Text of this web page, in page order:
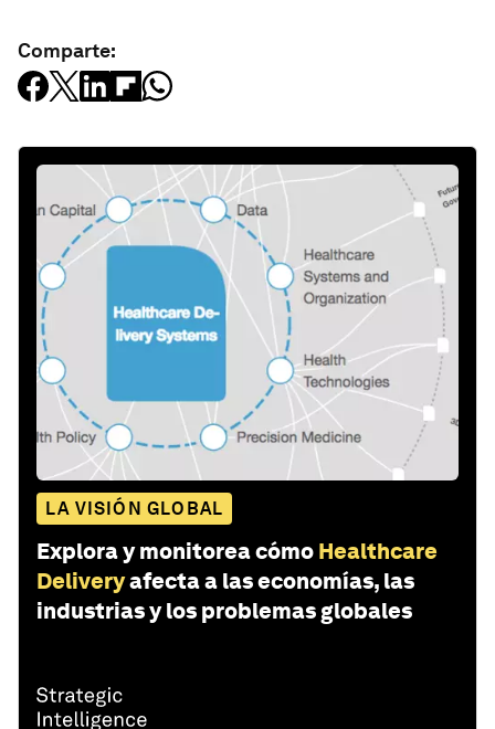
Comparte:
LA VISIÓN GLOBAL
Explora y monitorea cómo Healthcare
Deliveryafecta a las economías, las
industrias y los problemas globales